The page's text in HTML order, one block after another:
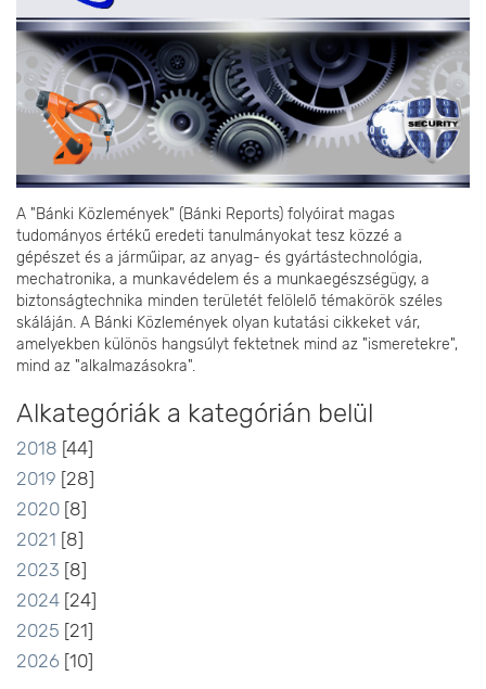
A "Bánki Közlemények" (Bánki Reports) folyóirat magas
tudományos értékű eredeti tanulmányokat tesz közzé a
gépészet és a járműipar, az anyag- és gyártástechnológia,
mechatronika, a munkavédelem és a munkaegészségügy, a
biztonságtechnika minden területét felölelő témakörök széles
skáláján. A Bánki Közlemények olyan kutatási cikkeket vár,
amelyekben különös hangsúlyt fektetnek mind az "ismeretekre",
mind az "alkalmazásokra".
Alkategóriák a kategórián belül
2018 [44]
2019 [28]
2020 [8]
2021 [8]
2023 [8]
2024 [24]
2025 [21]
2026 [10]